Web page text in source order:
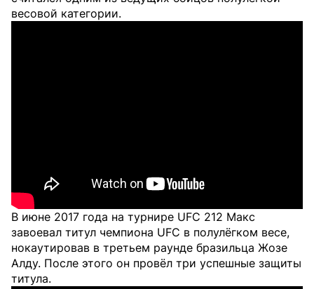
весовой категории.
В июне 2017 года на турнире UFC 212 Макс
завоевал титул чемпиона UFC в полулёгком весе,
нокаутировав в третьем раунде бразильца Жозе
Алду. После этого он провёл три успешные защиты
титула.